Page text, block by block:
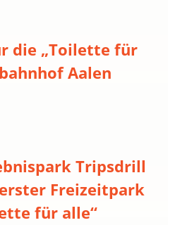
die „Toilette für
Aalen
Tripsdrill
Freizeitpark
für alle“